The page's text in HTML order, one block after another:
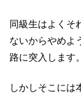
同級生はよくそ
ないからやめよ
路に突入します。
しかしそこには